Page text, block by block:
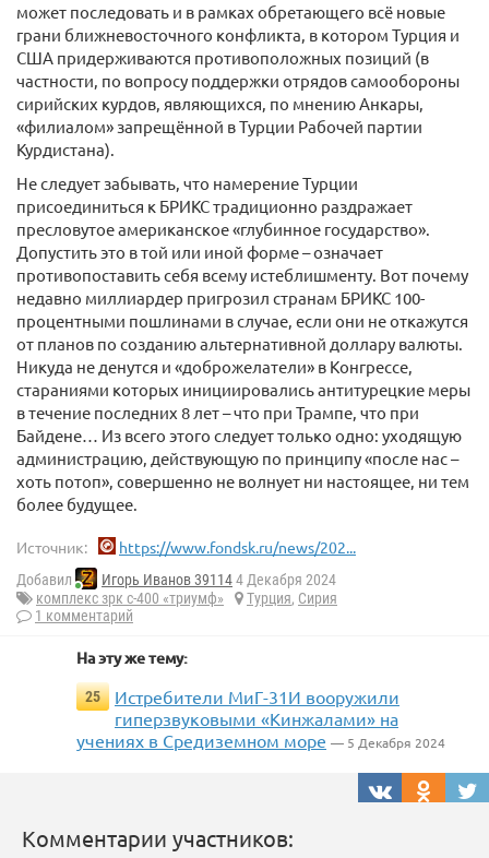
может последовать и в рамках обретающего всё новые
грани ближневосточного конфликта, в котором Турция и
США придерживаются противоположных позиций (в
частности, по вопросу поддержки отрядов самообороны
сирийских курдов, являющихся, по мнению Анкары,
«филиалом» запрещённой в Турции Рабочей партии
Курдистана).
Не следует забывать, что намерение Турции
присоединиться к БРИКС традиционно раздражает
пресловутое американское «глубинное государство».
Допустить это в той или иной форме – означает
противопоставить себя всему истеблишменту. Вот почему
недавно миллиардер пригрозил странам БРИКС 100-
процентными пошлинами в случае, если они не откажутся
от планов по созданию альтернативной доллару валюты.
Никуда не денутся и «доброжелатели» в Конгрессе,
стараниями которых инициировались антитурецкие меры
в течение последних 8 лет – что при Трампе, что при
Байдене… Из всего этого следует только одно: уходящую
администрацию, действующую по принципу «после нас –
хоть потоп», совершенно не волнует ни настоящее, ни тем
более будущее.
Источник: https://www.fondsk.ru/news/202...
Добавил Игорь Иванов 391144 Декабря 2024
комплекс зрк с-400 «триумф»
Турция, Сирия
1 комментарий
На эту же тему:
25
Истребители МиГ-31И вооружили
гиперзвуковыми «Кинжалами» на
учениях в Средиземном море — 5 Декабря 2024
Комментарии участников: